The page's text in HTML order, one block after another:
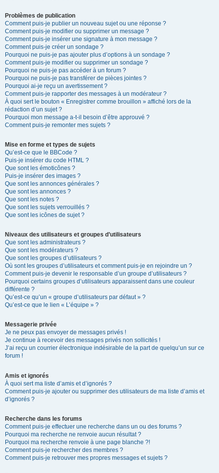
Problèmes de publication
Comment puis-je publier un nouveau sujet ou une réponse ?
Comment puis-je modifier ou supprimer un message ?
Comment puis-je insérer une signature à mon message ?
Comment puis-je créer un sondage ?
Pourquoi ne puis-je pas ajouter plus d’options à un sondage ?
Comment puis-je modifier ou supprimer un sondage ?
Pourquoi ne puis-je pas accéder à un forum ?
Pourquoi ne puis-je pas transférer de pièces jointes ?
Pourquoi ai-je reçu un avertissement ?
Comment puis-je rapporter des messages à un modérateur ?
À quoi sert le bouton « Enregistrer comme brouillon » affiché lors de la
rédaction d’un sujet ?
Pourquoi mon message a-t-il besoin d’être approuvé ?
Comment puis-je remonter mes sujets ?
Mise en forme et types de sujets
Qu’est-ce que le BBCode ?
Puis-je insérer du code HTML ?
Que sont les émoticônes ?
Puis-je insérer des images ?
Que sont les annonces générales ?
Que sont les annonces ?
Que sont les notes ?
Que sont les sujets verrouillés ?
Que sont les icônes de sujet ?
Niveaux des utilisateurs et groupes d’utilisateurs
Que sont les administrateurs ?
Que sont les modérateurs ?
Que sont les groupes d’utilisateurs ?
Où sont les groupes d’utilisateurs et comment puis-je en rejoindre un ?
Comment puis-je devenir le responsable d’un groupe d’utilisateurs ?
Pourquoi certains groupes d’utilisateurs apparaissent dans une couleur
différente ?
Qu’est-ce qu’un « groupe d’utilisateurs par défaut » ?
Qu’est-ce que le lien « L’équipe » ?
Messagerie privée
Je ne peux pas envoyer de messages privés !
Je continue à recevoir des messages privés non sollicités !
J’ai reçu un courrier électronique indésirable de la part de quelqu’un sur ce
forum !
Amis et ignorés
À quoi sert ma liste d’amis et d’ignorés ?
Comment puis-je ajouter ou supprimer des utilisateurs de ma liste d’amis et
d’ignorés ?
Recherche dans les forums
Comment puis-je effectuer une recherche dans un ou des forums ?
Pourquoi ma recherche ne renvoie aucun résultat ?
Pourquoi ma recherche renvoie à une page blanche ?!
Comment puis-je rechercher des membres ?
Comment puis-je retrouver mes propres messages et sujets ?